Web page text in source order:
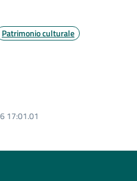
Patrimonio culturale
17:01.01